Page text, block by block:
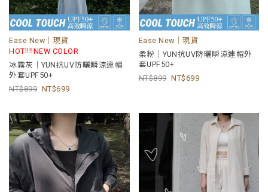
Ease New｜現貨
HOTᵎᵎᵎᵎNEW COLOR
冰霧灰｜YUN抗UV防曬瞬涼連帽
外套UPF50+
899
699
Ease New｜現貨
柔粉｜YUN抗UV防曬瞬涼連帽外
套UPF50+
899
699